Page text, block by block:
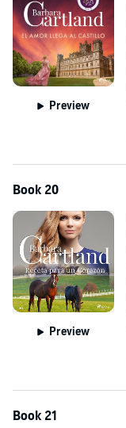
Preview
Book 20
Preview
Book 21